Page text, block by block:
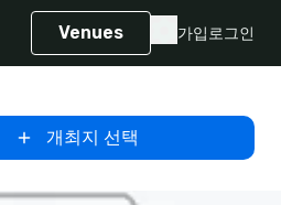
Venues 가입로그인
개최지 선택